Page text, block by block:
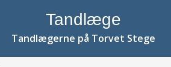
Tandlæge
Tandlægerne på Torvet Stege